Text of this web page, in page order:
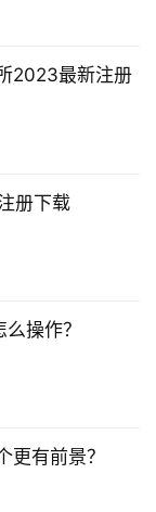
2023最新注册
册下载
操作？
更有前景？